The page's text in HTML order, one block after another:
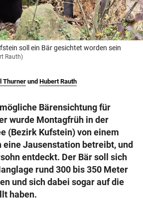
& Co KG 2026
soll ein Bär gesichtet worden sein
Rauth)
Thurnerund Hubert Rauth
Bärensichtung für
wurde Montagfrüh in der
(Bezirk Kufstein) von einem
eine Jausenstation betreibt, und
entdeckt. Der Bär soll sich
rund 300 bis 350 Meter
und sich dabei sogar auf die
haben.